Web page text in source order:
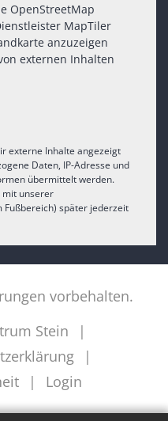
OpenStreetMap
MapTiler
anzuzeigen
externen Inhalten
externe Inhalte angezeigt
Daten, IP-Adresse und
übermittelt werden.
mit unserer
Fußbereich) später jederzeit
vorbehalten.
Stein
Login